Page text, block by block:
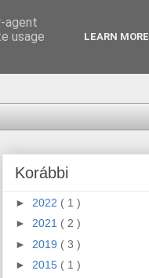
Korábbi
► 2022 ( 1 )
► 2021 ( 2 )
► 2019 ( 3 )
► 2015 ( 1 )
agent
usage
LEARN MORE